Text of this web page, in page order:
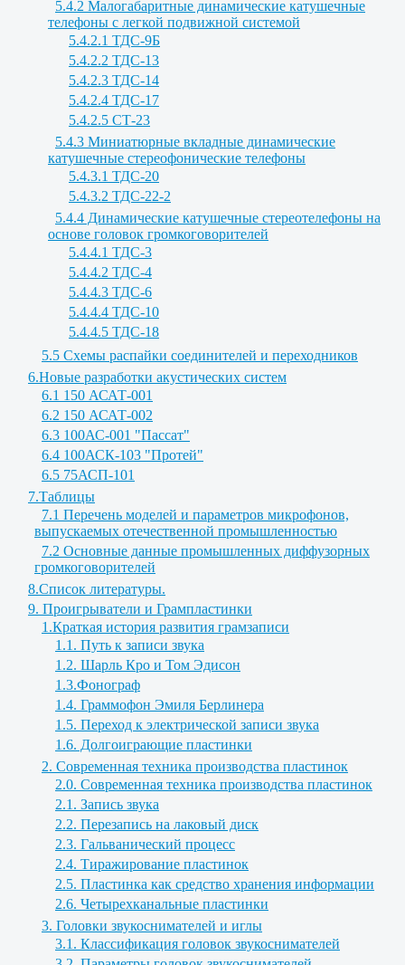
5.4.2 Малогабаритные динамические катушечные
телефоны с легкой подвижной системой
5.4.2.1 ТДС-9Б
5.4.2.2 ТДС-13
5.4.2.3 ТДС-14
5.4.2.4 ТДС-17
5.4.2.5 СТ-23
5.4.3 Миниатюрные вкладные динамические
катушечные стереофонические телефоны
5.4.3.1 ТДС-20
5.4.3.2 ТДС-22-2
5.4.4 Динамические катушечные стереотелефоны на
основе головок громкоговорителей
5.4.4.1 ТДС-3
5.4.4.2 ТДС-4
5.4.4.3 ТДС-6
5.4.4.4 ТДС-10
5.4.4.5 ТДС-18
5.5 Схемы распайки соединителей и переходников
6.Новые разработки акустических систем
6.1 150 АСАТ-001
6.2 150 АСАТ-002
6.3 100АС-001 "Пассат"
6.4 100АСК-103 "Протей"
6.5 75АСП-101
7.Таблицы
7.1 Перечень моделей и параметров микрофонов,
выпускаемых отечественной промышленностью
7.2 Основные данные промышленных диффузорных
громкоговорителей
8.Список литературы.
9. Проигрыватели и Грампластинки
1.Краткая история развития грамзаписи
1.1. Путь к записи звука
1.2. Шарль Кро и Том Эдисон
1.3.Фонограф
1.4. Граммофон Эмиля Берлинера
1.5. Переход к электрической записи звука
1.6. Долгоиграющие пластинки
2. Современная техника производства пластинок
2.0. Современная техника производства пластинок
2.1. Запись звука
2.2. Перезапись на лаковый диск
2.3. Гальванический процесс
2.4. Тиражирование пластинок
2.5. Пластинка как средство хранения информации
2.6. Четырехканальные пластинки
3. Головки звукоснимателей и иглы
3.1. Классификация головок звукоснимателей